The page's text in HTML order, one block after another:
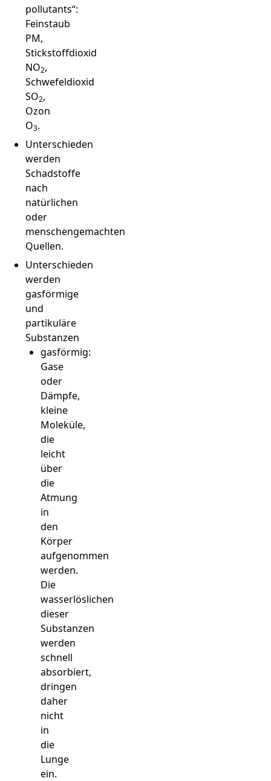
pollutants“:
Feinstaub
PM,
Stickstoffdioxid
NO2,
Schwefeldioxid
SO2,
Ozon
O3.
Unterschieden
werden
Schadstoffe
nach
natürlichen
oder
menschengemachten
Quellen.
Unterschieden
werden
gasförmige
und
partikuläre
Substanzen
gasförmig:
Gase
oder
Dämpfe,
kleine
Moleküle,
die
leicht
über
die
Atmung
in
den
Körper
aufgenommen
werden.
Die
wasserlöslichen
dieser
Substanzen
werden
schnell
absorbiert,
dringen
daher
nicht
in
die
Lunge
ein.